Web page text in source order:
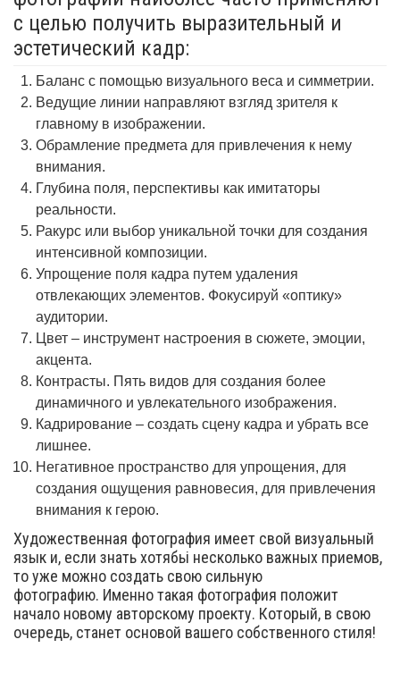
с целью получить выразительный и
эстетический кадр:
Баланс с помощью визуального веса и симметрии.
Ведущие линии направляют взгляд зрителя к
главному в изображении.
Обрамление предмета для привлечения к нему
внимания.
Глубина поля, перспективы как имитаторы
реальности.
Ракурс или выбор уникальной точки для создания
интенсивной композиции.
Упрощение поля кадра путем удаления
отвлекающих элементов. Фокусируй «оптику»
аудитории.
Цвет – инструмент настроения в сюжете, эмоции,
акцента.
Контрасты. Пять видов для создания более
динамичного и увлекательного изображения.
Кадрирование – создать сцену кадра и убрать все
лишнее.
Негативное пространство для упрощения, для
создания ощущения равновесия, для привлечения
внимания к герою.
Художественная фотография имеет свой визуальный
язык и, если знать хотябьі несколько важных приемов,
то уже можно создать свою сильную
фотографию. Именно такая фотография положит
начало новому авторскому проекту. Который, в свою
очередь, станет основой вашего собственного стиля!